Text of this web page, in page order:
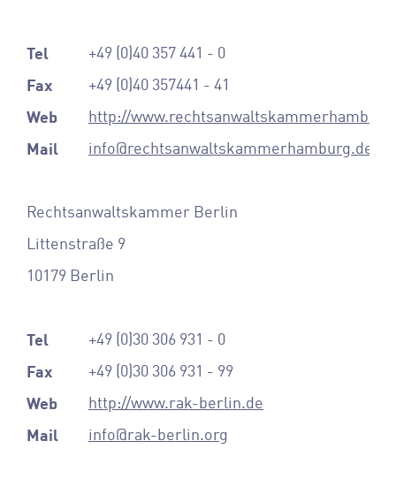
Tel
+49 (0)40 357 441 - 0
Fax
+49 (0)40 357441 - 41
Web
http://
Mail
info@rechtsanwaltskammerhamburg.de
Rechtsanwaltskammer Berlin
Littenstraße 9
10179 Berlin
Tel
+49 (0)30 306 931 - 0
Fax
+49 (0)30 306 931 - 99
Web
http://www.rak-berlin.de
Mail
info@rak-berlin.org